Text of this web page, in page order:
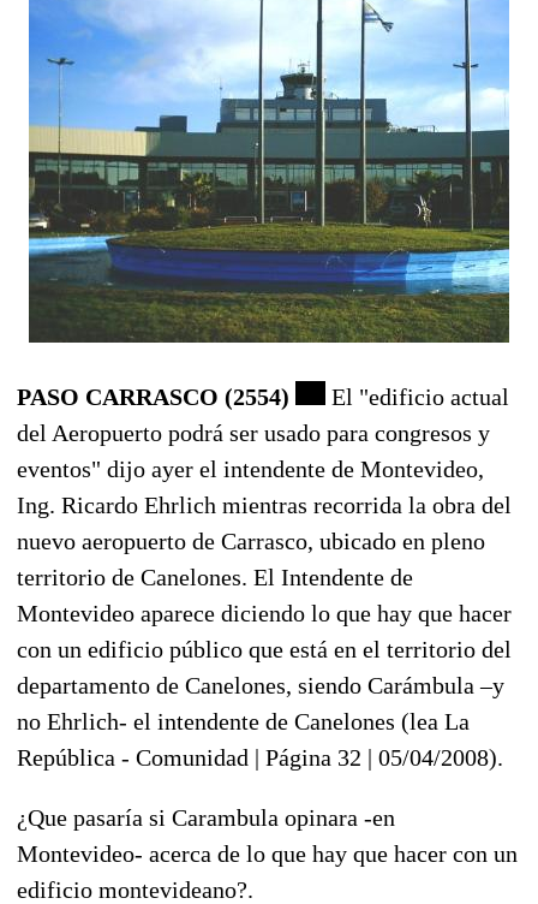
PASO CARRASCO (2554)
El "edificio actual
del Aeropuerto podrá ser usado para congresos y
eventos" dijo ayer el intendente de Montevideo,
Ing. Ricardo Ehrlich mientras recorrida la obra del
nuevo aeropuerto de Carrasco, ubicado en pleno
territorio de Canelones. El Intendente de
Montevideo aparece diciendo lo que hay que hacer
con un edificio público que está en el territorio del
departamento de Canelones, siendo Carámbula –y
no Ehrlich- el intendente de Canelones (lea La
República - Comunidad | Página 32 | 05/04/2008).
¿Que pasaría si Carambula opinara -en
Montevideo- acerca de lo que hay que hacer con un
edificio montevideano?.